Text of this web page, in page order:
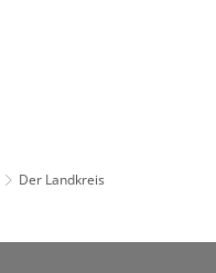
Der Landkreis